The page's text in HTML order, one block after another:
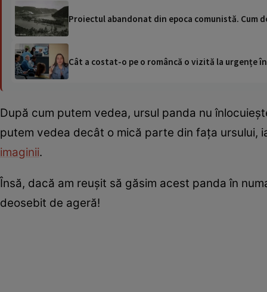
Proiectul abandonat din epoca comunistă. Cum
Cât a costat-o pe o româncă o vizită la urgențe
După cum putem vedea, ursul panda nu
putem vedea decât o mică parte din fața ursului,
imaginii.
Însă, dacă am reușit să găsim acest panda în
deosebit de ageră!